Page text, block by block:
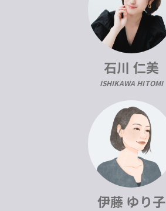
石川 仁美
ISHIKAWA HITOMI
伊藤 ゆり子